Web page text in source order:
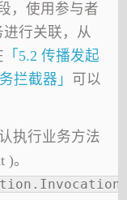
，使用参与者
进行关联，从
「5.2 传播发起
拦截器」
可以
执行业务方法
。